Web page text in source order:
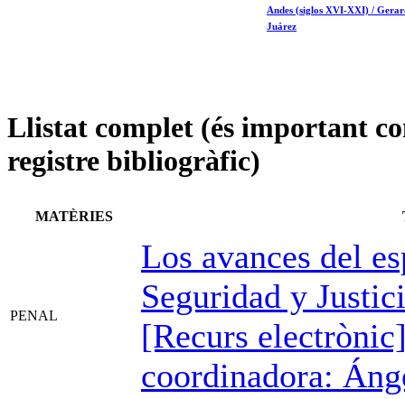
Andes (siglos XVI-XXI) /
Juárez
Llistat complet (és important
registre bibliogràfic)
MATÈRIES
PENAL
Los avances del
Seguridad y
[Recurs
coordinadora: